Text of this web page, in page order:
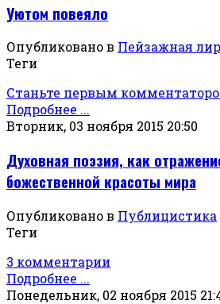
Уютом повеяло
Опубликовано в Пейзажная
Теги
Станьте первым
Подробнее ...
Вторник, 03 ноября 2015 20:50
Духовная поэзия, как
божественной красоты мира
Опубликовано в Публицистика
Теги
3 комментарии
Подробнее ...
Понедельник, 02 ноября 2015